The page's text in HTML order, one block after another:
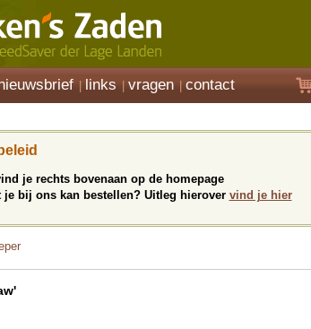
links vragen contact
je rechts bovenaan op de homepage
je bij ons kan bestellen? Uitleg hierover vind je hier